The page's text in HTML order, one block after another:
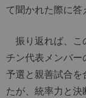
て聞かれた際に答
振り返れば、こ
チン代表メンバ
予選と親善試合を
たが、統率力と